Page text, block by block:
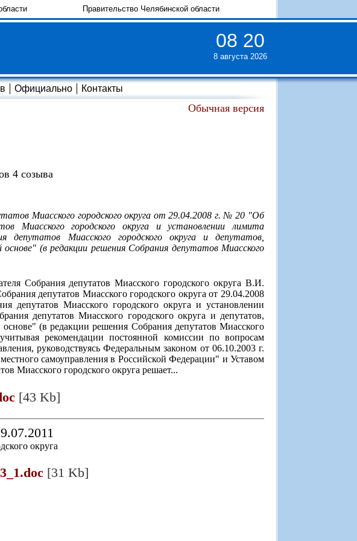
Правительство Челябинской области
08 20
8 августа 2026
Официально Контакты
Обычная версия
4 созыва
Миасского городского округа от 29.04.2008 г. № 20 "Об
Миасского городского округа и установлении лимита
депутатов Миасского городского округа и депутатов,
(в редакции решения Собрания депутатов Миасского
Собрания депутатов Миасского городского округа В.И.
депутатов Миасского городского округа от 29.04.2008
Миасского городского округа и установлении
депутатов Миасского городского округа и депутатов,
(в редакции решения Собрания депутатов Миасского
рекомендации постоянной комиссии по вопросам
руководствуясь Федеральным законом от 06.10.2003 г.
самоуправления в Российской Федерации" и Уставом
Миасского городского округа решает...
[43 Kb]
округа
[31 Kb]